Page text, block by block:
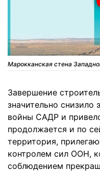
Марокканская стена
Завершение
значительно снизило
войны САДР и
продолжается и по
территория,
контролем сил ООН,
соблюдением